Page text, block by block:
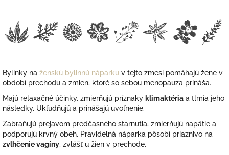
Bylinky na ženskú bylinnú náparku v tejto zmesi pomáhajú žene v
období prechodu a zmien, ktoré so sebou menopauza prináša.
Majú relaxačné účinky, zmierňujú príznaky klimaktéria a tlmia jeho
následky. Ukľudňujú a prinášajú uvoľnenie.
Zabraňujú prejavom predčasného starnutia, zmierňujú napätie a
podporujú krvný obeh. Pravidelná náparka pôsobí priaznivo na
zvlhčenie vagíny, zvlášť u žien v prechode.